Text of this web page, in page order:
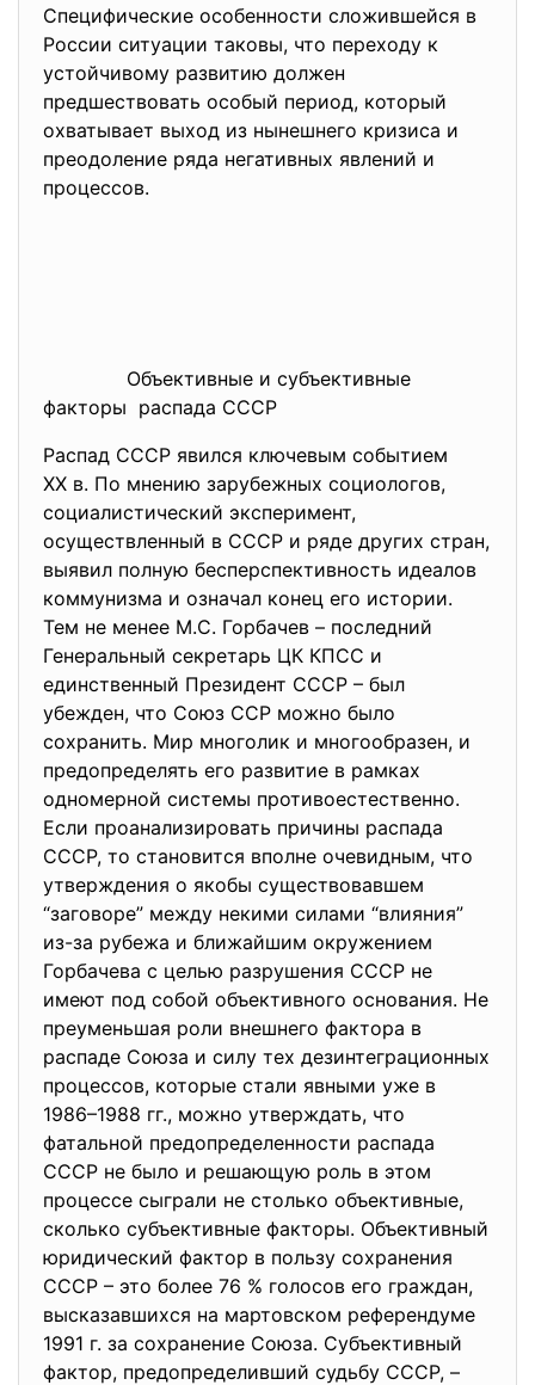
Специфические особенности сложившейся в
России ситуации таковы, что переходу к
устойчивому развитию должен
предшествовать особый период, который
охватывает выход из нынешнего кризиса и
преодоление ряда негативных явлений и
процессов.
Объективные и субъективные
факторы распада СССР
Распад СССР явился ключевым событием
XX в. По мнению зарубежных социологов,
социалистический эксперимент,
осуществленный в СССР и ряде других стран,
выявил полную бесперспективность идеалов
коммунизма и означал конец его истории.
Тем не менее М.С. Горбачев – последний
Генеральный секретарь ЦК КПСС и
единственный Президент СССР – был
убежден, что Союз ССР можно было
сохранить. Мир многолик и многообразен, и
предопределять его развитие в рамках
одномерной системы противоестественно.
Если проанализировать причины распада
СССР, то становится вполне очевидным, что
утверждения о якобы существовавшем
“заговоре” между некими силами “влияния”
из-за рубежа и ближайшим окружением
Горбачева с целью разрушения СССР не
имеют под собой объективного основания. Не
преуменьшая роли внешнего фактора в
распаде Союза и силу тех дезинтеграционных
процессов, которые стали явными уже в
1986–1988 гг., можно утверждать, что
фатальной предопределенности распада
СССР не было и решающую роль в этом
процессе сыграли не столько объективные,
сколько субъективные факторы. Объективный
юридический фактор в пользу сохранения
СССР – это более 76 % голосов его граждан,
высказавшихся на мартовском референдуме
1991 г. за сохранение Союза. Субъективный
фактор, предопределивший судьбу СССР, –